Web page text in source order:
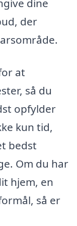
dine
der
at
så du
opfylder
kun tid,
bedst
Om du har
hjem, en
så er